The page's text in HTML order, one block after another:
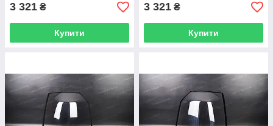
3 321 ₴
Купити
3 321 ₴
Купити